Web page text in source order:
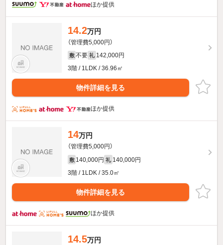
ほか提供
14.2万円
（管理費5,000円）
敷 不要 礼 142,000円
3階 / 1LDK / 36.96㎡
物件詳細を見る
ほか提供
14万円
（管理費5,000円）
敷 140,000円 礼 140,000円
3階 / 1LDK / 35.0㎡
物件詳細を見る
ほか提供
14.5万円